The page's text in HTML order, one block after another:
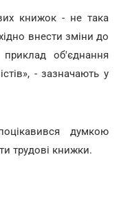
книжок - не така
внести зміни до
об'єднання
- зазначають у
думкою
трудові книжки.